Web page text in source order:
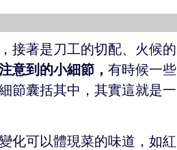
接著是刀工的切配、火候的
意到的小細節，有時候一些
節囊括其中，其實這就是一
化可以體現菜的味道，如紅